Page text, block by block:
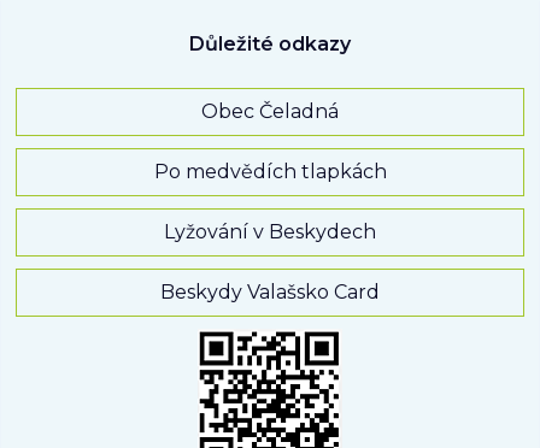
Důležité odkazy
Obec Čeladná
Po medvědích tlapkách
Lyžování v Beskydech
Beskydy Valašsko Card